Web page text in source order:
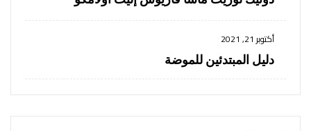
أكتوبر 21, 2021
دليل المبتدئين للموضة